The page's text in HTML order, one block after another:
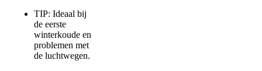
TIP: Ideaal bij
de eerste
winterkoude en
problemen met
de luchtwegen.